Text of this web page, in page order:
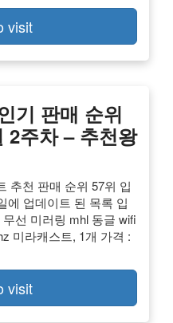
visit
기 판매 순위
2주차 – 추천왕
추천 판매 순위 57위 입
에 업데이트 된 목록 입
선 미러링 mhl 동글 wifi
미라캐스트, 1개 가격 :
visit